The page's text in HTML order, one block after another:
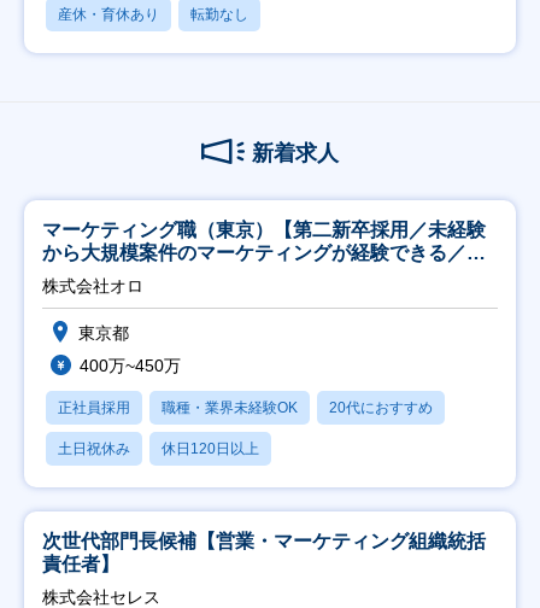
産休・育休あり 転勤なし
新着求人
マーケティング職（東京）【第二新卒採用／未経験
から大規模案件のマーケティングが経験できる／研
修充実】
株式会社オロ
東京都
400万~450万
正社員採用 職種・業界未経験OK 20代におすすめ
土日祝休み 休日120日以上
次世代部門長候補【営業・マーケティング組織統括
責任者】
株式会社セレス